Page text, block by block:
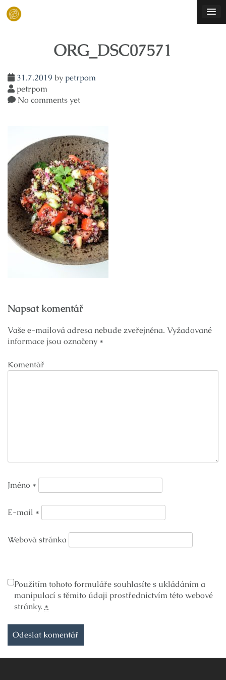
Skip
ORG_DSC07571
31.7.2019by petrpom
petrpom
No comments yet
pro
příspěvek
Napsat komentář
Vaše e-mailová adresa nebude zveřejněna. Vyžadované
informace jsou označeny *
Komentář
Jméno *
E-mail *
Webová stránka
Použitím tohoto formuláře souhlasíte s ukládáním a
manipulací s těmito údaji prostřednictvím této webové
stránky. *